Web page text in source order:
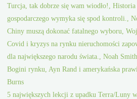
Turcja, tak dobrze się wam wiodło!, Historia
gospodarczego wymyka się spod kontroli.,
Chiny muszą dokonać fatalnego wyboru,
Covid i kryzys na rynku nieruchomości
dla największego narodu świata., Noah Smith
Bogini rynku, Ayn Rand i amerykańska
Burns
5 największych lekcji z upadku Terra/Luny